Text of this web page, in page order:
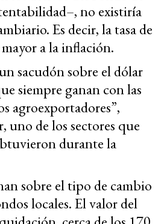
no existiría
Es decir, la tasa de
a la inflación.
sacudón sobre el dólar
siempre ganan con las
agroexportadores”,
uno de los sectores que
durante la
sobre el tipo de cambio
locales. El valor del